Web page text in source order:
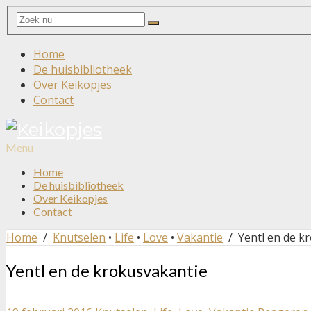
Search
for:
Search
Home
De huisbibliotheek
Over Keikopjes
Contact
Menu
Home
De huisbibliotheek
Over Keikopjes
Contact
Home / Knutselen • Life • Love • Vakantie / Yentl en de
Yentl en de krokusvakantie